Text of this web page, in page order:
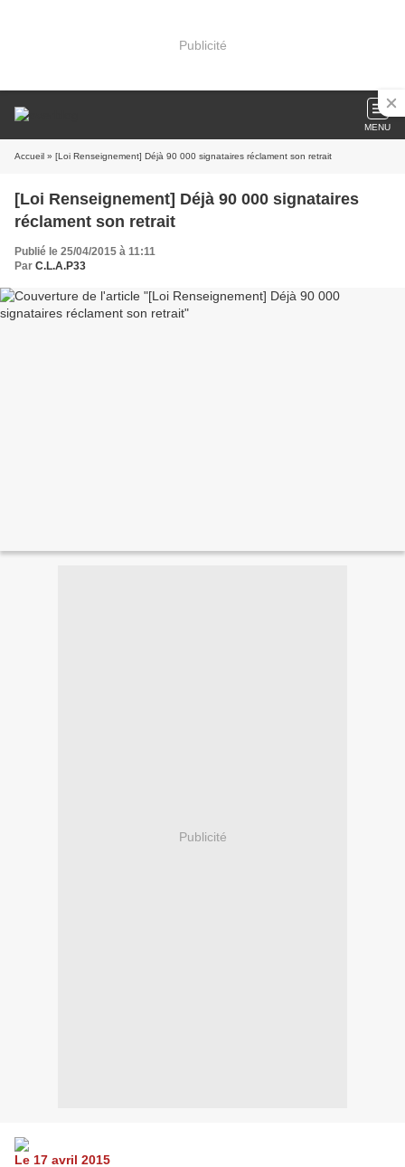
Publicité
MENU
Accueil » [Loi Renseignement] Déjà 90 000 signataires réclament son retrait
[Loi Renseignement] Déjà 90 000 signataires
réclament son retrait
Publié le 25/04/2015 à 11:11
Par C.L.A.P33
Publicité
Le 17 avril 2015